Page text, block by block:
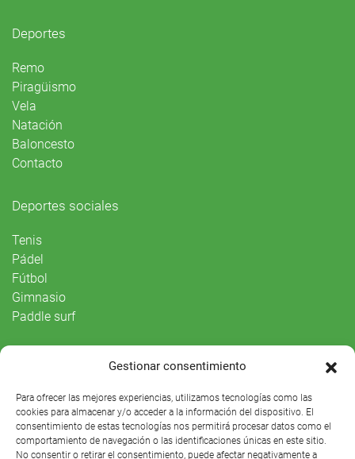
Gestionar consentimiento
Para ofrecer las mejores experiencias, utilizamos tecnologías como las
cookies para almacenar y/o acceder a la información del dispositivo. El
consentimiento de estas tecnologías nos permitirá procesar datos como el
comportamiento de navegación o las identificaciones únicas en este sitio.
No consentir o retirar el consentimiento, puede afectar negativamente a
Deportes
Remo
Piragüismo
Vela
Natación
Baloncesto
Contacto
Deportes sociales
Tenis
Pádel
Fútbol
Gimnasio
Paddle surf
Agenda